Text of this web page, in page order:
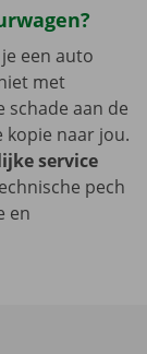
een auto
met
schade aan de
naar jou.
service
pech
en